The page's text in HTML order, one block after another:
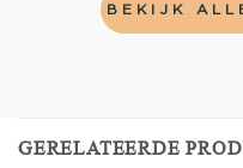
BEKIJK
GERELATEERDE